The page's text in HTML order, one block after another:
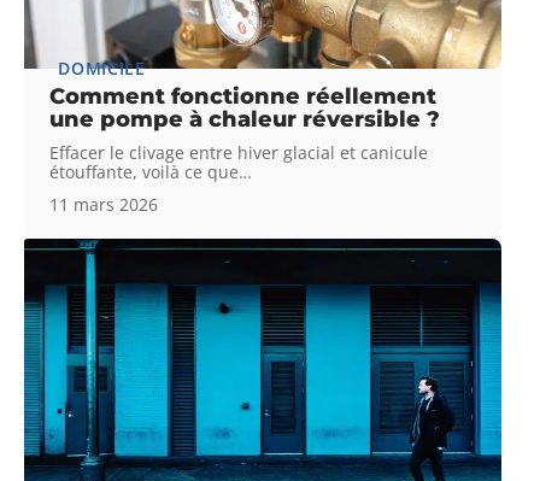
DOMICILE
Comment fonctionne réellement
une pompe à chaleur réversible ?
Effacer le clivage entre hiver glacial et canicule
étouffante, voilà ce que…
11 mars 2026